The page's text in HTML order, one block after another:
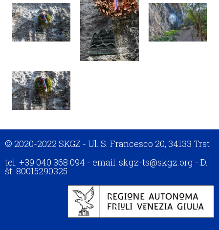
© 2020-2022 SKGZ - Ul. S. Francesco 20, 34133 Trst
tel. +39 040 368 094 - email: skgz-ts@skgz.org - D.
št. 80015290325